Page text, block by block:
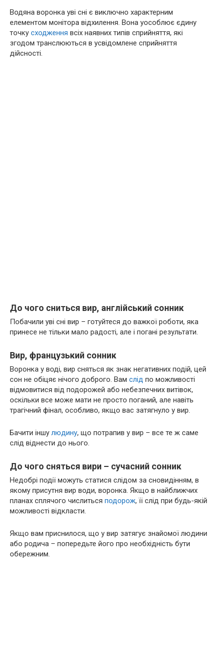
Водяна воронка уві сні є виключно характерним
елементом монітора відхилення. Вона уособлює єдину
точку сходження всіх наявних типів сприйняття, які
згодом транслюються в усвідомлене сприйняття
дійсності.
До чого сниться вир, англійський сонник
Побачили уві сні вир – готуйтеся до важкої роботи, яка
принесе не тільки мало радості, але і погані результати.
Вир, французький сонник
Воронка у воді, вир сняться як знак негативних подій, цей
сон не обіцяє нічого доброго. Вам слід по можливості
відмовитися від подорожей або небезпечних витівок,
оскільки все може мати не просто поганий, але навіть
трагічний фінал, особливо, якщо вас затягнуло у вир.
Бачити іншу людину, що потрапив у вир – все те ж саме
слід віднести до нього.
До чого сняться вири – сучасний сонник
Недобрі події можуть статися слідом за сновидінням, в
якому присутня вир води, воронка. Якщо в найближчих
планах сплячого числиться подорож, її слід при будь-якій
можливості відкласти.
Якщо вам приснилося, що у вир затягує знайомої людини
або родича – попередьте його про необхідність бути
обережним.